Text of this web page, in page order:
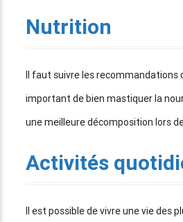
Nutrition
Il faut suivre les recommandations
important de bien mastiquer la
une meilleure décomposition lors
Activités
Il est possible de vivre une vie des